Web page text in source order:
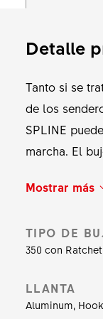
Detalle
Tanto si se
de los senderos más
SPLINE
marcha. El buje 350 DEG DF y el ratchet
una reacción
durabilidad.
específicos,
llantas de aluminio
Mostrar más
TIPO DE
350 con
LLANTA
Aluminum,